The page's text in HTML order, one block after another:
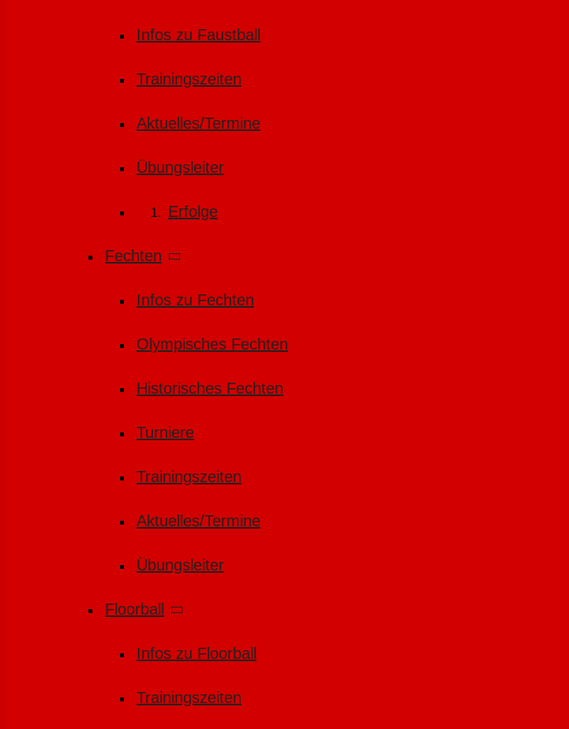
Infos zu Faustball
Trainingszeiten
Aktuelles/Termine
Übungsleiter
Erfolge
Fechten
Infos zu Fechten
Olympisches Fechten
Historisches Fechten
Turniere
Trainingszeiten
Aktuelles/Termine
Übungsleiter
Floorball
Infos zu Floorball
Trainingszeiten